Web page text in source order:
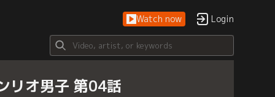
Watch now Login
リオ男子 第04話